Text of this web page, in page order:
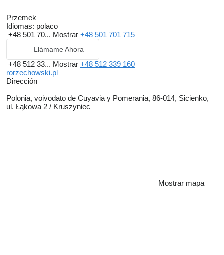
Przemek
Idiomas: polaco
+48 501 70... Mostrar +48 501 701 715
Llámame Ahora
+48 512 33... Mostrar +48 512 339 160
rorzechowski.pl
Dirección
Polonia, voivodato de Cuyavia y Pomerania, 86-014, Sicienko,
ul. Łąkowa 2 / Kruszyniec
Mostrar mapa